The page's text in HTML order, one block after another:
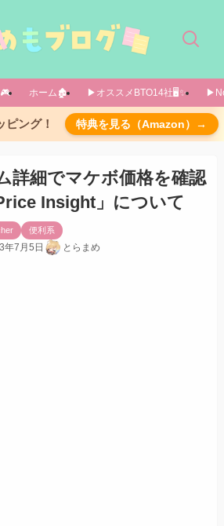
ホーム🏚️ ▶オススメBTO14社🖥️✨️
ング！ 特典を見る（Amazon）→
詳細でマケボ価格を確認
Insight」について
便利系
年7月5日 とらまめ
ーンショット